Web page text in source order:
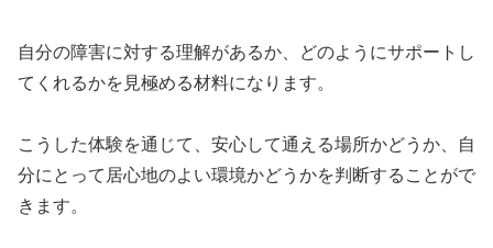
自分の障害に対する理解があるか、どのようにサポートし
てくれるかを見極める材料になります。
こうした体験を通じて、安心して通える場所かどうか、自
分にとって居心地のよい環境かどうかを判断することがで
きます。